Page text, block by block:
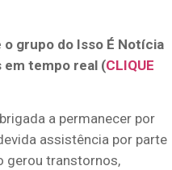
o grupo do Isso É Notícia
em tempo real (CLIQUE
a permanecer por
assistência por parte
gerou transtornos,